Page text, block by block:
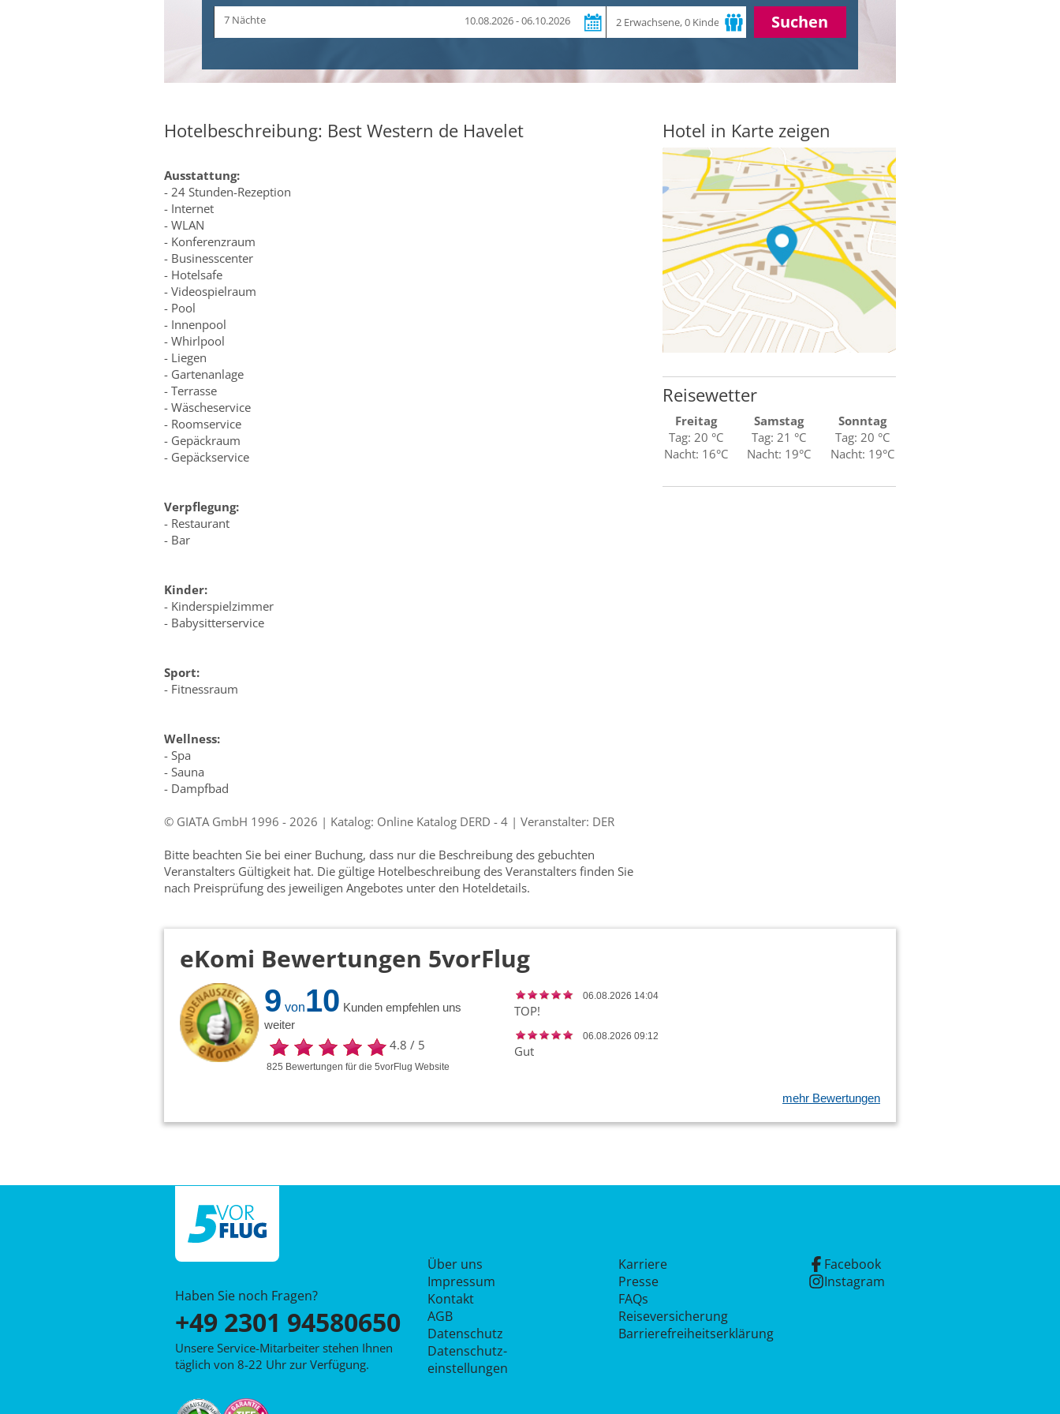
Zeitraum
7 Nächte 10.08.2026 - 06.10.2026 Suchen
Hotelbeschreibung: Best Western de Havelet
Ausstattung:
- 24 Stunden-Rezeption
- Internet
- WLAN
- Konferenzraum
- Businesscenter
- Hotelsafe
- Videospielraum
- Pool
- Innenpool
- Whirlpool
- Liegen
- Gartenanlage
- Terrasse
- Wäscheservice
- Roomservice
- Gepäckraum
- Gepäckservice
Verpflegung:
- Restaurant
- Bar
Kinder:
- Kinderspielzimmer
- Babysitterservice
Sport:
- Fitnessraum
Wellness:
- Spa
- Sauna
- Dampfbad
© GIATA GmbH 1996 - 2026 | Katalog: Online Katalog DERD - 4 | Veranstalter: DER
Bitte beachten Sie bei einer Buchung, dass nur die Beschreibung des gebuchten
Veranstalters Gültigkeit hat. Die gültige Hotelbeschreibung des Veranstalters finden Sie
nach Preisprüfung des jeweiligen Angebotes unter den Hoteldetails.
Hotel in Karte zeigen
Reisewetter
Freitag
Tag: 20 °C
Nacht: 16°C
Samstag
Tag: 21 °C
Nacht: 19°C
Sonntag
Tag: 20 °C
Nacht: 19°C
eKomi Bewertungen 5vorFlug
9 von10 Kunden empfehlen uns
weiter
4.8 / 5
825 Bewertungen für die 5vorFlug Website
06.08.2026 14:04
TOP!
06.08.2026 09:12
Gut
mehr Bewertungen
Haben Sie noch Fragen?
+49 2301 94580650
Unsere Service-Mitarbeiter stehen Ihnen
täglich von 8-22 Uhr zur Verfügung.
Über uns
Impressum
Kontakt
AGB
Datenschutz
Datenschutz­
einstellungen
Karriere
Presse
FAQs
Reiseversicherung
Barrierefreiheitserklärung
Facebook
Instagram